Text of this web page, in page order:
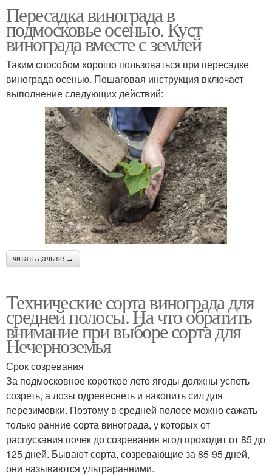
Пересадка винограда в
подмосковье осенью. Куст
винограда вместе с землей
Таким способом хорошо пользоваться при пересадке
винограда осенью. Пошаговая инструкция включает
выполнение следующих действий:
читать дальше →
Технические сорта винограда для
средней полосы. На что обратить
внимание при выборе сорта для
Нечерноземья
Срок созревания
За подмосковное короткое лето ягоды должны успеть
созреть, а лозы одревеснеть и накопить сил для
перезимовки. Поэтому в средней полосе можно сажать
только ранние сорта винограда, у которых от
распускания почек до созревания ягод проходит от 85 до
125 дней. Бывают сорта, созревающие за 85-95 дней,
они называются ультраранними.